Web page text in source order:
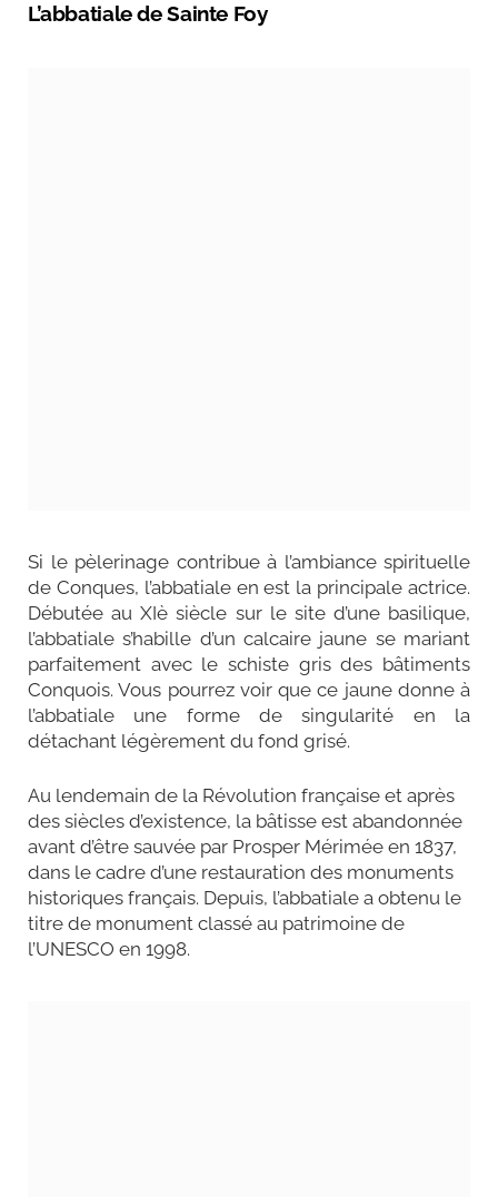
L’abbatiale de Sainte Foy
Si le pèlerinage contribue à l’ambiance spirituelle
de Conques, l’abbatiale en est la principale actrice.
Débutée au XIè siècle sur le site d’une basilique,
l’abbatiale s’habille d’un calcaire jaune se mariant
parfaitement avec le schiste gris des bâtiments
Conquois. Vous pourrez voir que ce jaune donne à
l’abbatiale une forme de singularité en la
détachant légèrement du fond grisé.
Au lendemain de la Révolution française et après
des siècles d’existence, la bâtisse est abandonnée
avant d’être sauvée par Prosper Mérimée en 1837,
dans le cadre d’une restauration des monuments
historiques français. Depuis, l’abbatiale a obtenu le
titre de monument classé au patrimoine de
l’UNESCO en 1998.